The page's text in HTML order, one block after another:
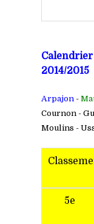
Calendrier
2014/2015
Arpajon -
Cournon -
Moulins -
5e